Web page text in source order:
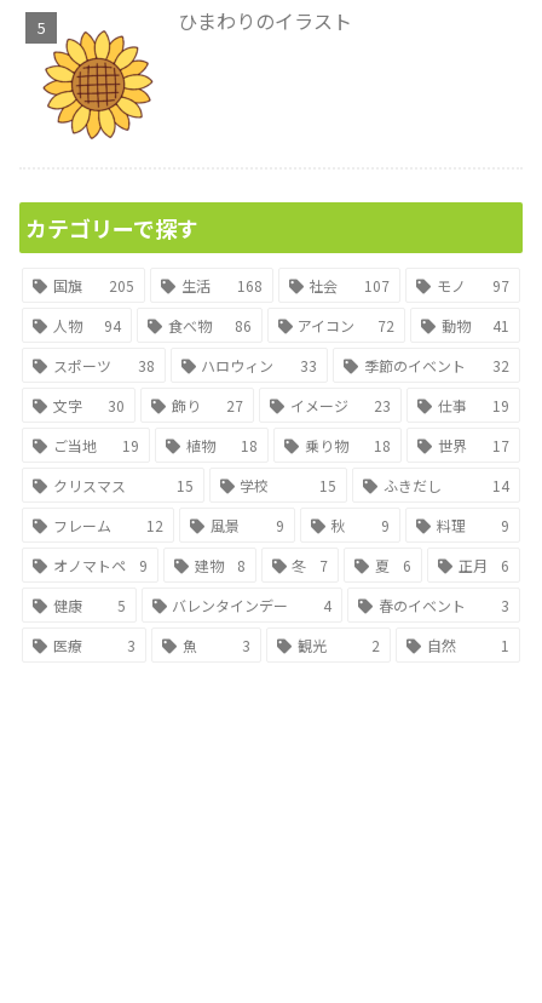
ひまわりのイラスト
カテゴリーで探す
国旗 205 生活 168 社会 107 モノ
97
人物
94 食べ物 86 アイコン 72 動物
41
スポーツ
38 ハロウィン 33 季節のイベント
32
文字
30 飾り 27 イメージ 23 仕事
19
ご当地
19 植物 18 乗り物 18 世界
17
クリスマス
15 学校 15 ふきだし
14
フレーム
12 風景 9 秋 9 料理
9
オノマトペ
9 建物 8 冬 7 夏 6 正月
6
健康
5 バレンタインデー 4 春のイベント
3
医療
3 魚 3 観光 2 自然 1